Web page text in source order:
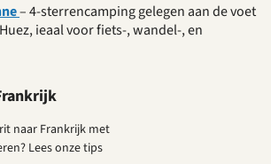
– 4-sterrencamping gelegen aan de voet
ieaal voor fiets-, wandel-, en
naar Frankrijk met
Lees onze tips